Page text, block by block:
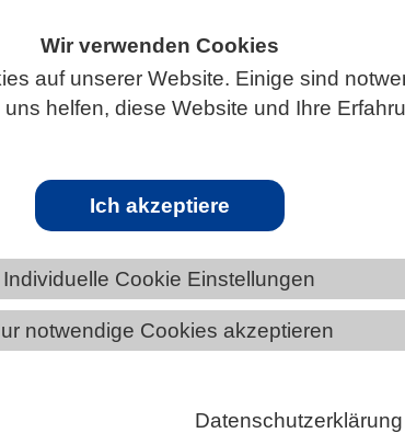
Wir verwenden Cookies
auf unserer Website. Einige sind
helfen, diese Website und Ihre
Ich akzeptiere
Individuelle Cookie Einstellungen
notwendige Cookies akzeptieren
Datenschutzerklärung
für effiziente
Kraftwerke in unseren Zellen. Sie
für alle lebenswichtigen Prozesse.
haben Forschende der
gewonnen. Sie entdeckten, dass sich die